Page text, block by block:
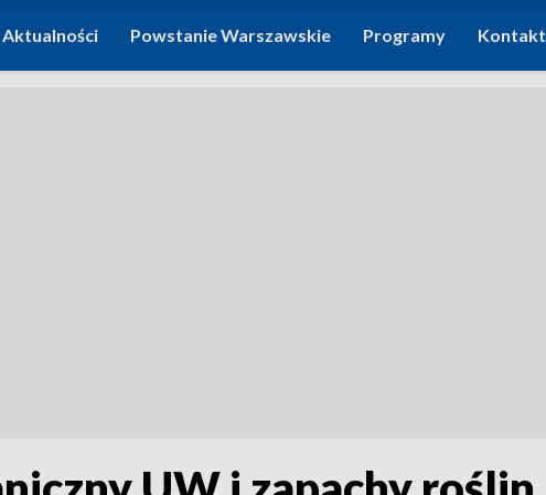
Aktualności Powstanie Warszawskie Programy Kontakt